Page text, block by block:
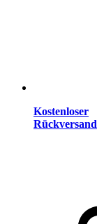
Kostenloser
Rückversand